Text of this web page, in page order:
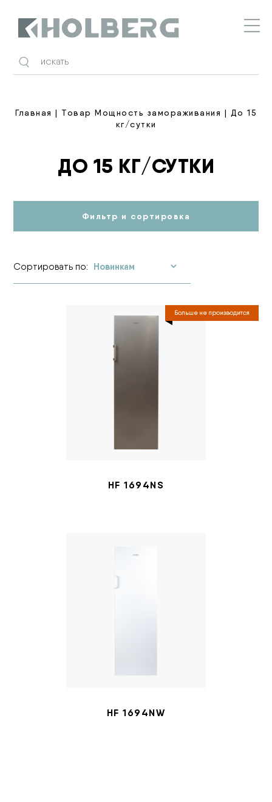
Главная | Товар Мощность замораживания | До 15
кг/сутки
ДО 15 КГ/СУТКИ
Фильтр и сортировка
Сортировать по:
Больше не производится
HF 1694NS
HF 1694NW